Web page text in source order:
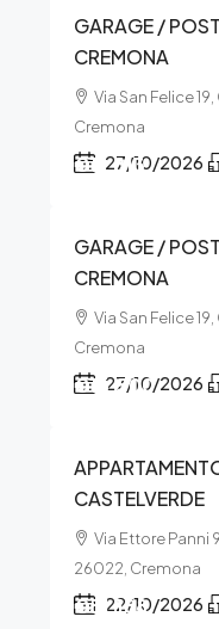
GARAGE /
CREMONA
Via San Felice
Cremona
27/10/2026
€11.813
GARAGE /
CREMONA
Via San Felice
Cremona
27/10/2026
€16.500
CASTELVERDE
Via Ettore Panni
26022, Cremona
22/10/2026
€51.188